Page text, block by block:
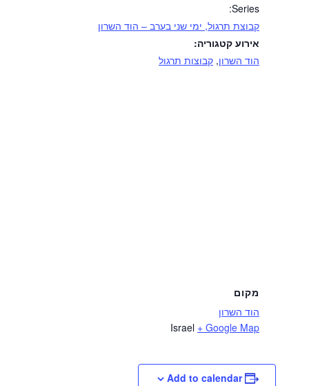
Series:
קבוצת תרגול, ימי שני בערב – הוד השרון
אירוע קטגוריה:
הוד השרון, קבוצות תרגול
מקום
הוד השרון
Israel + Google Map
Add to calendar